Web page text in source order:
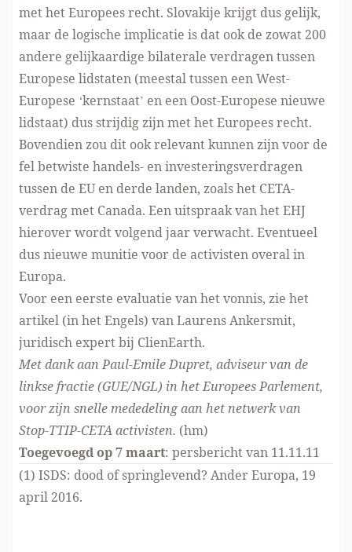
met het Europees recht. Slovakije krijgt dus gelijk,
maar de logische implicatie is dat ook de zowat 200
andere gelijkaardige bilaterale verdragen tussen
Europese lidstaten (meestal tussen een West-
Europese ‘kernstaat’ en een Oost-Europese nieuwe
lidstaat) dus strijdig zijn met het Europees recht.
Bovendien zou dit ook relevant kunnen zijn voor de
fel betwiste handels- en investeringsverdragen
tussen de EU en derde landen, zoals het CETA-
verdrag met Canada. Een uitspraak van het EHJ
hierover wordt volgend jaar verwacht. Eventueel
dus nieuwe munitie voor de activisten overal in
Europa.
Voor een eerste evaluatie van het vonnis, zie het
artikel (in het Engels) van Laurens Ankersmit,
juridisch expert bij ClienEarth.
Met dank aan Paul-Emile Dupret, adviseur van de
linkse fractie (GUE/NGL) in het Europees Parlement,
voor zijn snelle mededeling aan het netwerk van
Stop-TTIP-CETA activisten. (hm)
Toegevoegd op 7 maart: persbericht van 11.11.11
(1) ISDS: dood of springlevend? Ander Europa, 19
april 2016.